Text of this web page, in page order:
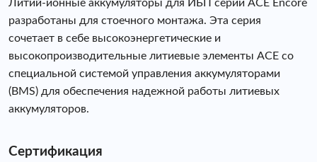
Литий-ионные аккумуляторы для ИБП серии ACE Encore
разработаны для стоечного монтажа. Эта серия
сочетает в себе высокоэнергетические и
высокопроизводительные литиевые элементы ACE со
специальной системой управления аккумуляторами
(BMS) для обеспечения надежной работы литиевых
аккумуляторов.
Сертификация